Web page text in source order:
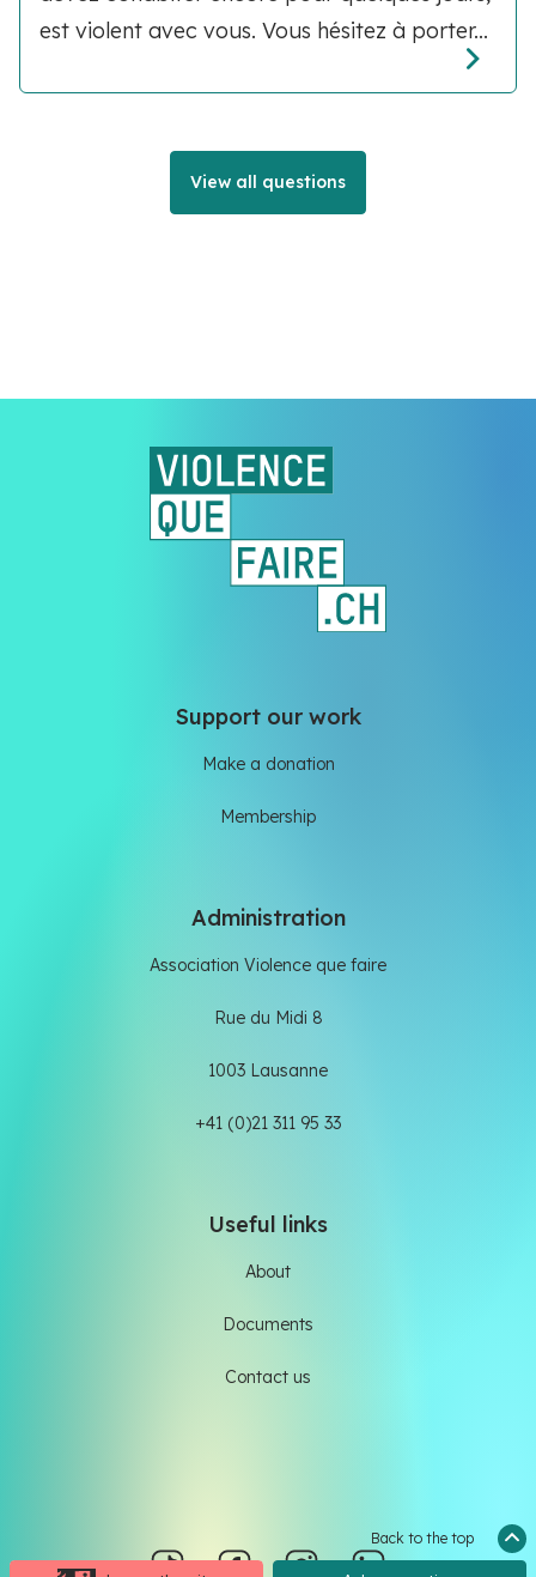
est violent avec vous. Vous hésitez à porter...
View all questions
Back to the top
Support our work
Make a donation
Membership
Administration
Association Violence que faire
Rue du Midi 8
1003 Lausanne
+41 (0)21 311 95 33
Useful links
About
Documents
Contact us